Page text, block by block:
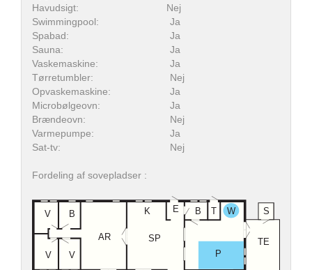
Havudsigt:
Nej
Swimmingpool:
Ja
Spabad:
Ja
Sauna:
Ja
Vaskemaskine:
Ja
Tørretumbler:
Nej
Opvaskemaskine:
Ja
Microbølgeovn:
Ja
Brændeovn:
Nej
Varmepumpe:
Ja
Sat-tv:
Nej
Fordeling af sovepladser :